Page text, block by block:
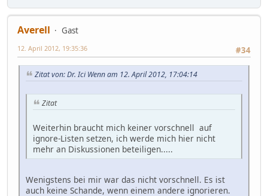
Averell
Gast
#34
12. April 2012, 19:35:36
Zitat von: Dr. Ici Wenn am 12. April 2012, 17:04:14
Zitat
Weiterhin braucht mich keiner vorschnell auf
ignore-Listen setzen, ich werde mich hier nicht
mehr an Diskussionen beteiligen.....
Wenigstens bei mir war das nicht vorschnell. Es ist
auch keine Schande, wenn einem andere ignorieren.